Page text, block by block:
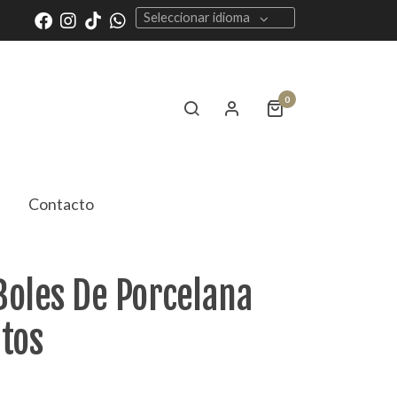
Seleccionar idioma
0
Contacto
De Porcelana